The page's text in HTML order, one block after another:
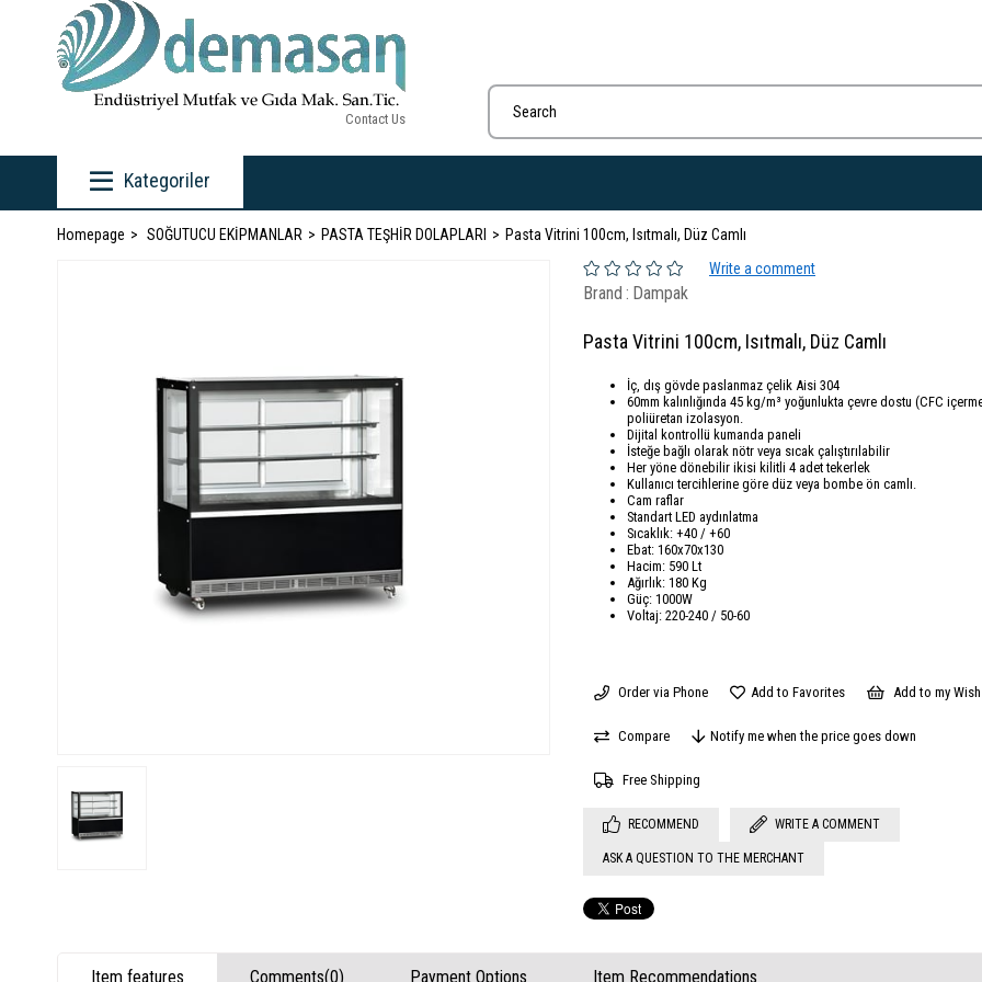
Contact Us
Kategoriler
Homepage SOĞUTUCU EKİPMANLAR PASTA TEŞHİR DOLAPLARI
Pasta Vitrini 100cm, Isıtmalı, Düz Camlı
Write a comment
Brand : Dampak
Pasta Vitrini 100cm, Isıtmalı, Düz Camlı
İç, dış gövde paslanmaz çelik Aisi 304
60mm kalınlığında 45 kg/m³ yoğunlukta çevre dostu (CFC
poliüretan izolasyon.
Dijital kontrollü kumanda paneli
İsteğe bağlı olarak nötr veya sıcak çalıştırılabilir
Her yöne dönebilir ikisi kilitli 4 adet tekerlek
Kullanıcı tercihlerine göre düz veya bombe ön camlı.
Cam raflar
Standart LED aydınlatma
Sıcaklık: +40 / +60
Ebat: 160x70x130
Hacim: 590 Lt
Ağırlık: 180 Kg
Güç: 1000W
Voltaj: 220-240 / 50-60
Order via Phone Add to Favorites Add to my
Compare Notify me when the price goes down
Free Shipping
RECOMMEND WRITE A COMMENT
ASK A QUESTION TO THE MERCHANT
Item features Comments(0) Payment Options Item Recommendations